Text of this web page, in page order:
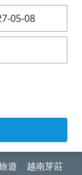
遊 越南芽莊
務專員,
或撥